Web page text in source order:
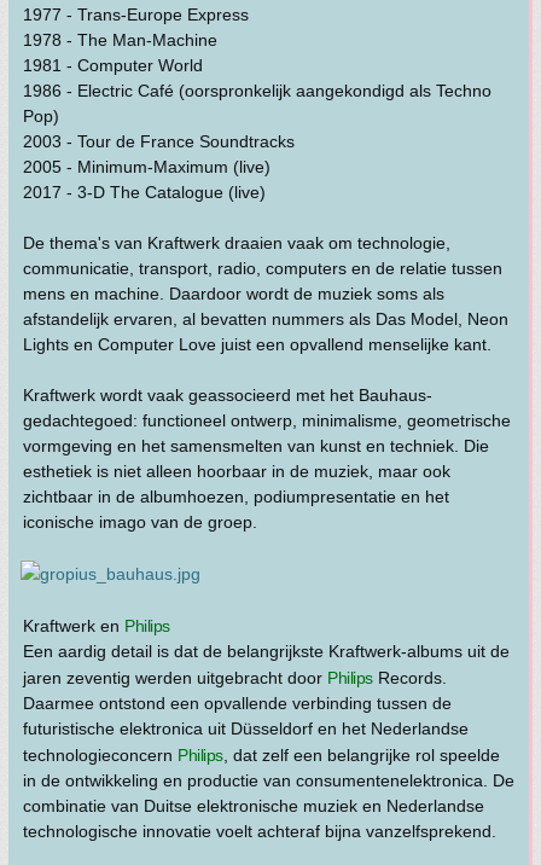
1977 - Trans-Europe Express
1978 - The Man-Machine
1981 - Computer World
1986 - Electric Café (oorspronkelijk aangekondigd als Techno
Pop)
2003 - Tour de France Soundtracks
2005 - Minimum-Maximum (live)
2017 - 3-D The Catalogue (live)
De thema's van Kraftwerk draaien vaak om technologie,
communicatie, transport, radio, computers en de relatie tussen
mens en machine. Daardoor wordt de muziek soms als
afstandelijk ervaren, al bevatten nummers als Das Model, Neon
Lights en Computer Love juist een opvallend menselijke kant.
Kraftwerk wordt vaak geassocieerd met het Bauhaus-
gedachtegoed: functioneel ontwerp, minimalisme, geometrische
vormgeving en het samensmelten van kunst en techniek. Die
esthetiek is niet alleen hoorbaar in de muziek, maar ook
zichtbaar in de albumhoezen, podiumpresentatie en het
iconische imago van de groep.
Kraftwerk en Philips
Een aardig detail is dat de belangrijkste Kraftwerk-albums uit de
jaren zeventig werden uitgebracht door PhilipsRecords.
Daarmee ontstond een opvallende verbinding tussen de
futuristische elektronica uit Düsseldorf en het Nederlandse
technologieconcern Philips, dat zelf een belangrijke rol speelde
in de ontwikkeling en productie van consumentenelektronica. De
combinatie van Duitse elektronische muziek en Nederlandse
technologische innovatie voelt achteraf bijna vanzelfsprekend.